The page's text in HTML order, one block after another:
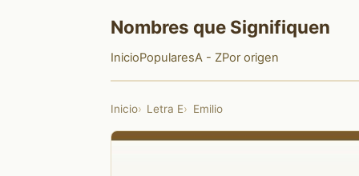
Nombres que Signifiquen
InicioPopularesA - ZPor origen
Inicio Letra E Emilio